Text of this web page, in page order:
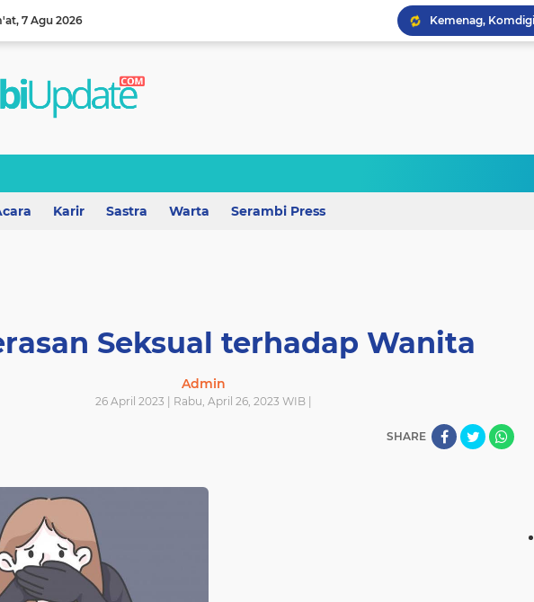
7 Agu 2026
Wagub Lampung
Karir Sastra Warta Serambi Press
Seksual terhadap Wanita
Admin
26 April 2023 | Rabu, April 26, 2023 WIB |
SHARE